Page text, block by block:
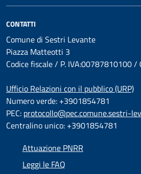
CONTATTI
Comune di Sestri Levante
Piazza Matteotti 3
Codice fiscale / P. IVA:00787810100
Ufficio Relazioni con il pubblico (URP)
Numero verde: +3901854781
PEC: protocollo@pec.comune.sestri-
Centralino unico: +3901854781
Attuazione PNRR
Leggi le FAQ